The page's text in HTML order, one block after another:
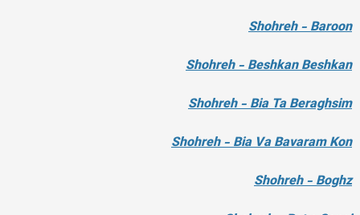
Shohreh - Baroon
Shohreh - Beshkan Beshkan
Shohreh - Bia Ta Beraghsim
Shohreh - Bia Va Bavaram Kon
Shohreh - Boghz